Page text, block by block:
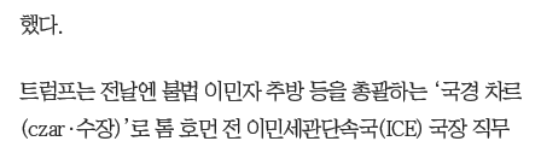
했다.
트럼프는 전날엔 불법 이민자 추방 등을 총괄하는 ‘국경 차르
(czar·수장)’로 톰 호먼 전 이민세관단속국(ICE) 국장 직무